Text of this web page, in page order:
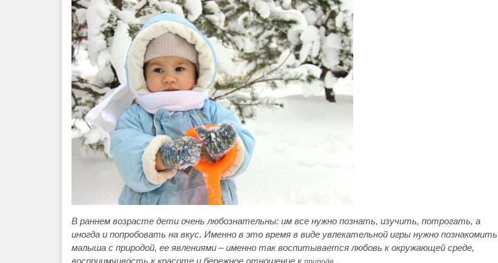
В раннем возрасте дети очень любознательны: им все нужно познать, изучить, потрогать, а
иногда и попробовать на вкус. Именно в это время в виде увлекательной игры нужно познакомить
малыша с природой, ее явлениями – именно так воспитывается любовь к окружающей среде,
восприимчивость к красоте и бережное отношение к